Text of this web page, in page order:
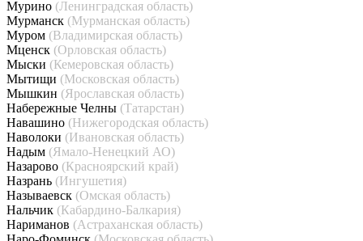
Мурино (Ленинградская область)
Мурманск (Мурманская область)
Муром (Владимирская область)
Мценск (Орловская область)
Мыски (Кемеровская область)
Мытищи (Московская область)
Мышкин (Ярославская область)
Набережные Челны (Татарстан)
Навашино (Нижегородская область)
Наволоки (Ивановская область)
Надым (Ямало-Ненецкий АО)
Назарово (Красноярский край)
Назрань (Ингушетия)
Называевск (Омская область)
Нальчик (Кабардино-Балкария)
Нариманов (Астраханская область)